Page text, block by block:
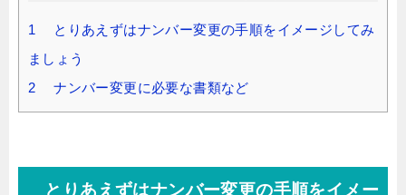
1 とりあえずはナンバー変更の手順をイメージしてみ
ましょう
2 ナンバー変更に必要な書類など
とりあえずはナンバー変更の手順をイメー